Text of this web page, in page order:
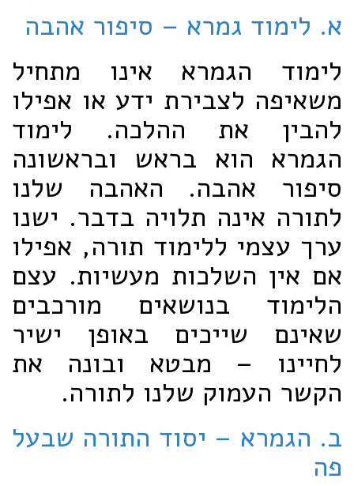
א. לימוד גמרא – סיפור אהבה
לימוד הגמרא אינו מתחיל
משאיפה לצבירת ידע או אפילו
להבין את ההלכה. לימוד
הגמרא הוא בראש ובראשונה
סיפור אהבה. האהבה שלנו
לתורה אינה תלויה בדבר. ישנו
ערך עצמי ללימוד תורה, אפילו
אם אין השלכות מעשיות. עצם
הלימוד בנושאים מורכבים
שאינם שייכים באופן ישיר
לחיינו – מבטא ובונה את
הקשר העמוק שלנו לתורה.
ב. הגמרא – יסוד התורה שבעל
פה